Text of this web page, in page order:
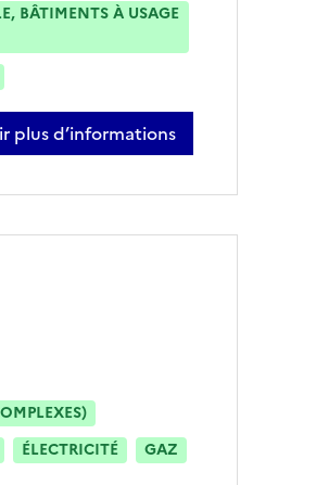
BÂTIMENTS À USAGE
plus d’informations
mathieu amade
ÉLECTRICITÉ
GAZ